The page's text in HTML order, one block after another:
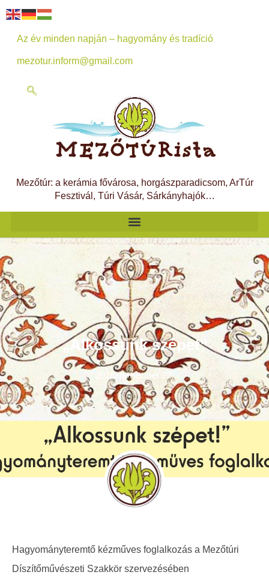
Az év minden napján – hagyomány és tradíció
mezotur.inform@gmail.com
Mezőtúr: a kerámia fővárosa, horgászparadicsom, ArTúr
Fesztivál, Túri Vásár, Sárkányhajók…
„Alkossunk szépet”
2018. november 22.
Hagyományteremtő kézműves foglalkozás a Mezőtúri
Díszítőművészeti Szakkör szervezésében